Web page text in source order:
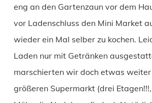
eng an den Gartenzaun vor dem
vor Ladenschluss den Mini Market
wieder ein Mal selber zu kochen.
Laden nur mit Getränken
marschierten wir doch etwas
größeren Supermarkt (drei